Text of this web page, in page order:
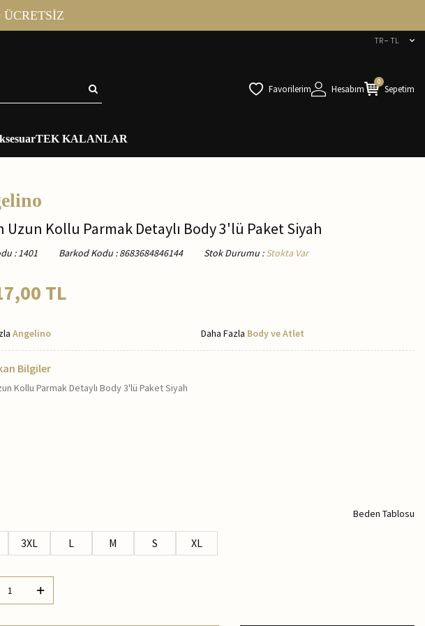
TR − TL
Favorilerim Hesabım
0
Sepetim
TEK KALANLAR
Uzun Kollu Parmak Detaylı Body 3'lü Paket Siyah
: 1401 Barkod Kodu : 8683684846144 Stok Durumu : Stokta Var
TL
Angelino Daha Fazla Body ve Atlet
Bilgiler
Kollu Parmak Detaylı Body 3'lü Paket Siyah
Beden Tablosu
3XL L M S XL